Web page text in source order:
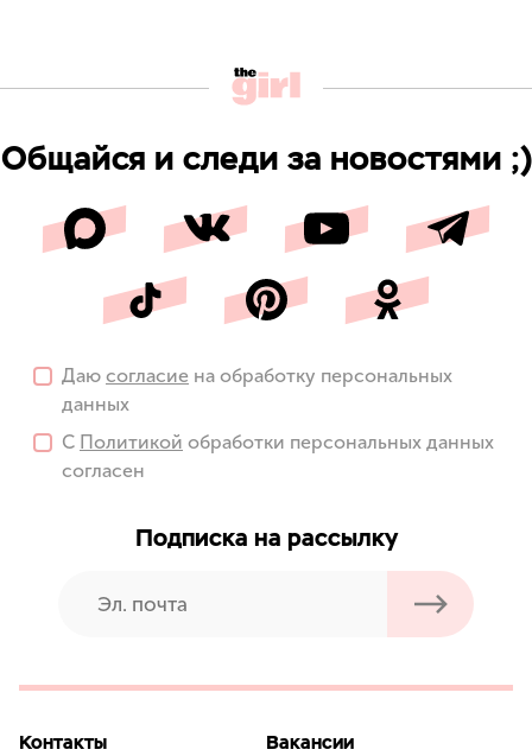
Общайся и следи за новостями ;)
Даю согласие на обработку персональных
данных
С Политикой обработки персональных данных
согласен
Подписка на рассылку
Контакты
Вакансии